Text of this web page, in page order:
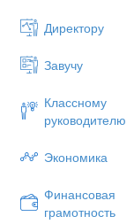
Директору
Завучу
Классному
руководителю
Экономика
Финансовая
грамотность